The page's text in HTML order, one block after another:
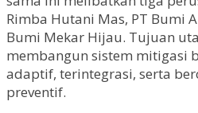
Rimba Hutani Mas, PT Bumi
Bumi Mekar Hijau. Tujuan
membangun sistem mitigasi
adaptif, terintegrasi, serta
preventif.